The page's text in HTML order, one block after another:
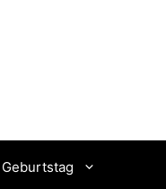
Geburtstag